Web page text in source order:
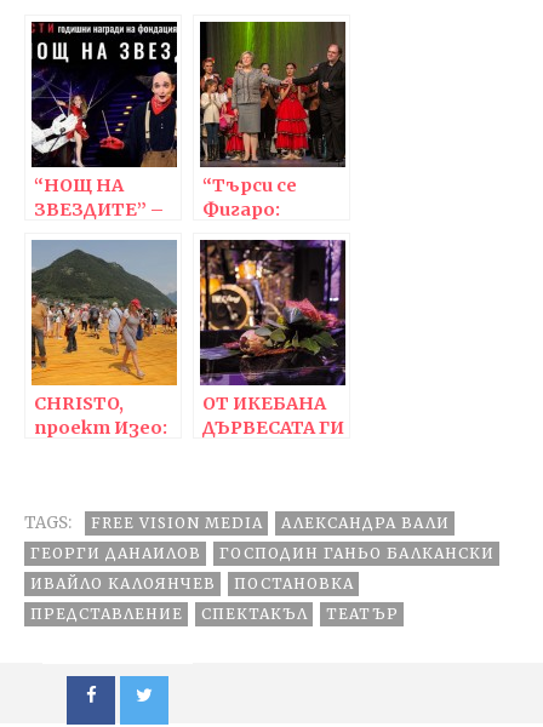
“НОЩ НА
ЗВЕЗДИТЕ” –
с годишни
награди на
фондация
“Енчо
Кирязов”
“Търси се
Фигаро:
грешка на
Нешка”,
Спектакъл на
“Нешанъл
арт” и
Русенска
опера
CHRISTO,
проект Изео:
ОТ ИКЕБАНА
ДЪРВЕСАТА ГИ
TAGS: FREE VISION MEDIA
АЛЕКСАНДРА ВАЛИ
ГЕОРГИ ДАНАИЛОВ
ГОСПОДИН ГАНЬО БАЛКАНСКИ
ИВАЙЛО КАЛОЯНЧЕВ
ПОСТАНОВКА
ПРЕДСТАВЛЕНИЕ
СПЕКТАКЪЛ ТЕАТЪР